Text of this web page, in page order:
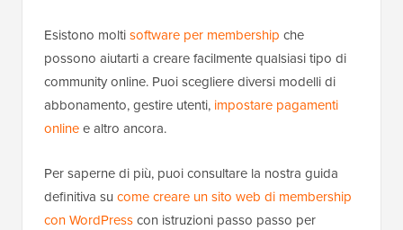
Esistono moltisoftware per membership che
possono aiutarti a creare facilmente qualsiasi tipo di
community online. Puoi scegliere diversi modelli di
abbonamento, gestire utenti, impostare pagamenti
onlinee altro ancora.
Per saperne di più, puoi consultare la nostra guida
definitiva su come creare un sito web di membership
con WordPresscon istruzioni passo passo per